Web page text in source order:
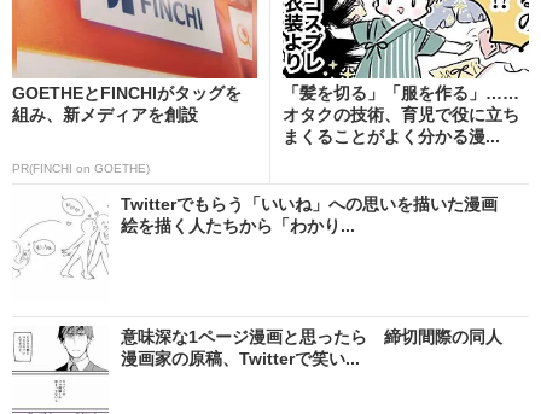
GOETHEとFINCHIがタッグを
組み、新メディアを創設
PR(FINCHI on GOETHE)
「髪を切る」「服を作る」……
オタクの技術、育児で役に立ち
まくることがよく分かる漫...
Twitterでもらう「いいね」への思いを描いた漫画
絵を描く人たちから「わかり...
意味深な1ページ漫画と思ったら 締切間際の同人
漫画家の原稿、Twitterで笑い...